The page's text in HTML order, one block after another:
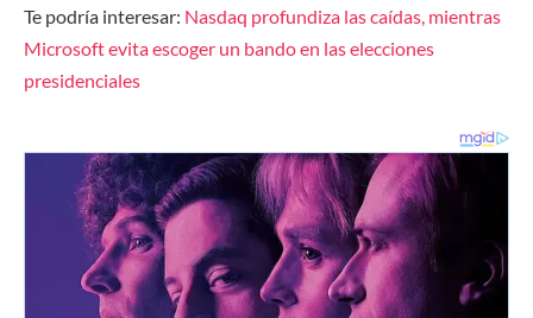
Te podría interesar: Nasdaq profundiza las caídas, mientras
Microsoft evita escoger un bando en las elecciones
presidenciales